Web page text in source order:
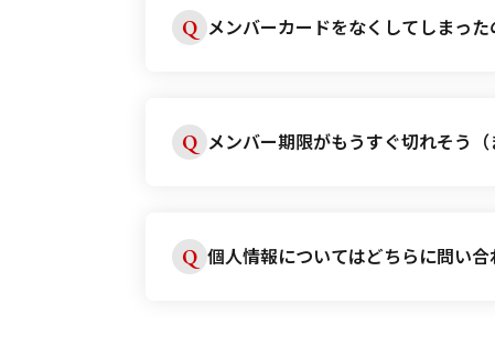
得なメンバー価格にてご利用い
Q メンバーカードをなくしてしまっ
Q メンバー期限がもうすぐ切れそう
す。お通いのサロンにお申し出く
Q 個人情報についてはどちらに問い